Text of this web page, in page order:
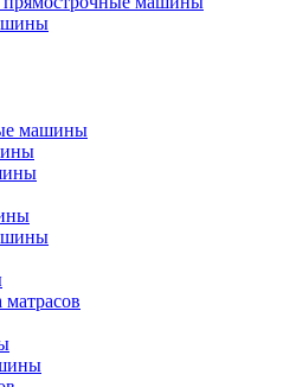
машины
матрасов